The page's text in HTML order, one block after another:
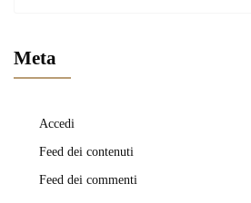
Meta
Accedi
Feed dei contenuti
Feed dei commenti